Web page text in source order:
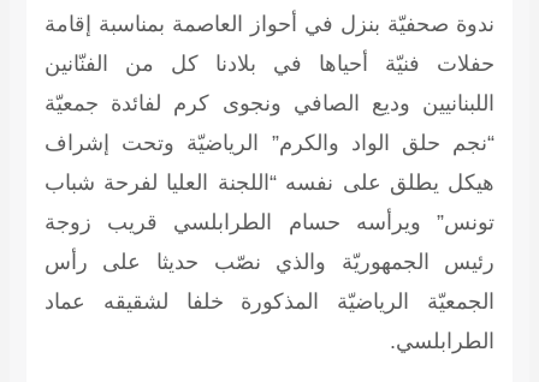
ندوة صحفيّة بنزل في أحواز العاصمة بمناسبة إقامة
حفلات فنيّة أحياها في بلادنا كل من الفنّانين
اللبنانيين وديع الصافي ونجوى كرم لفائدة جمعيّة
“نجم حلق الواد والكرم” الرياضيّة وتحت إشراف
هيكل يطلق على نفسه “اللجنة العليا لفرحة شباب
تونس” ويرأسه حسام الطرابلسي قريب زوجة
رئيس الجمهوريّة والذي نصّب حديثا على رأس
الجمعيّة الرياضيّة المذكورة خلفا لشقيقه عماد
الطرابلسي.